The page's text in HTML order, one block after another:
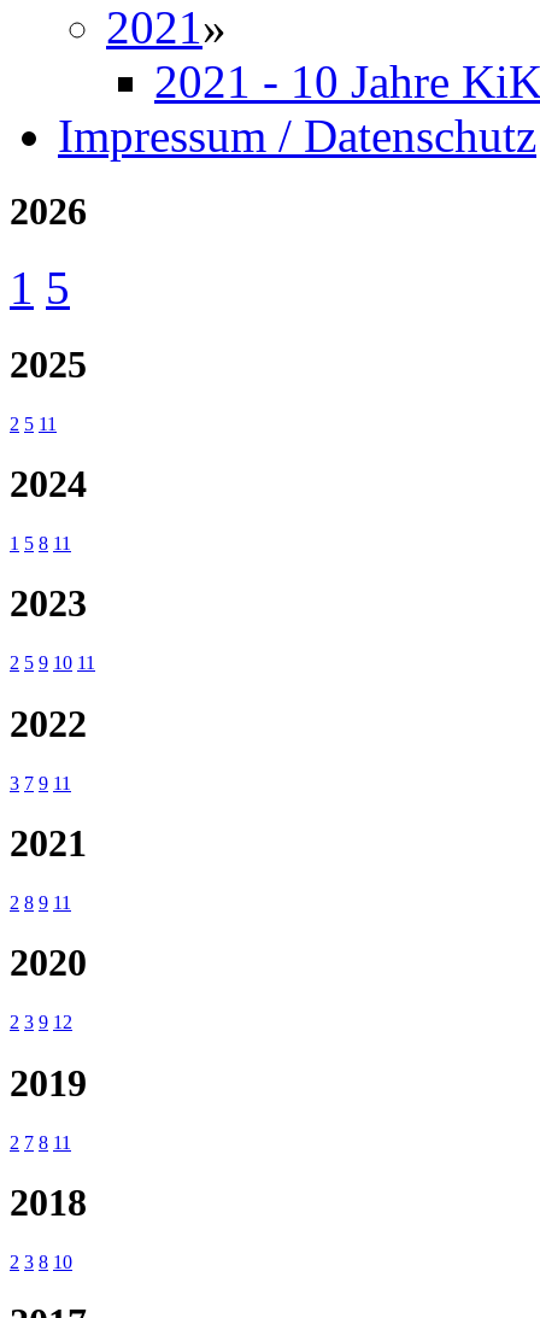
2021»
2021 - 10 Jahre
Impressum / Datenschutz
2026
1 5
2025
2 5 11
2024
1 5 8 11
2023
2 5 9 10 11
2022
3 7 9 11
2021
2 8 9 11
2020
2 3 9 12
2019
2 7 8 11
2018
2 3 8 10